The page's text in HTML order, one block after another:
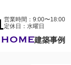
営業時間：9:00〜18:00
定休日：水曜日
建築事例